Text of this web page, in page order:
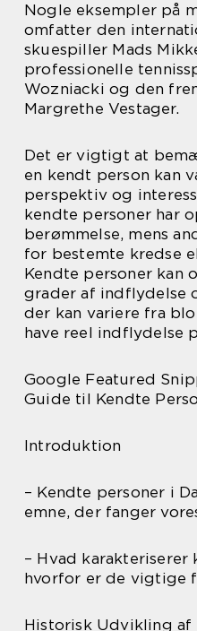
Nogle eksempler på
omfatter den
skuespiller Mads
professionelle
Wozniacki og den
Margrethe Vestager.
Det er vigtigt at
en kendt person kan
perspektiv og
kendte personer har
berømmelse, mens
for bestemte kredse
Kendte personer kan
grader af indflydelse
der kan variere fra
have reel indflydelse
Google Featured
Guide til Kendte
Introduktion
– Kendte personer i
emne, der fanger
– Hvad karakteriserer
hvorfor er de vigtige
Historisk Udvikling af